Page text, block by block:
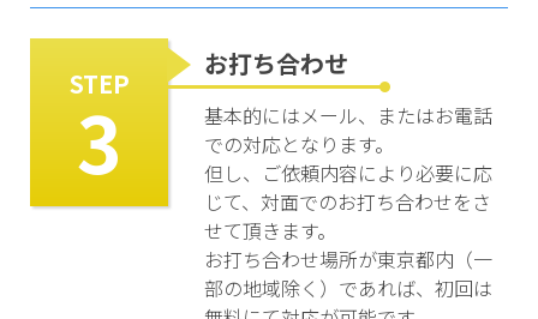
STEP
3
お打ち合わせ
基本的にはメール、またはお電話
での対応となります。
但し、ご依頼内容により必要に応
じて、対面でのお打ち合わせをさ
せて頂きます。
お打ち合わせ場所が東京都内（一
部の地域除く）であれば、初回は